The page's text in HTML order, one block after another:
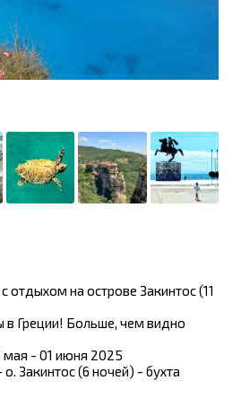
отдыхом на острове Закинтос (11
в Греции! Больше, чем видно
- 01 июня 2025
Закинтос (6 ночей) - бухта